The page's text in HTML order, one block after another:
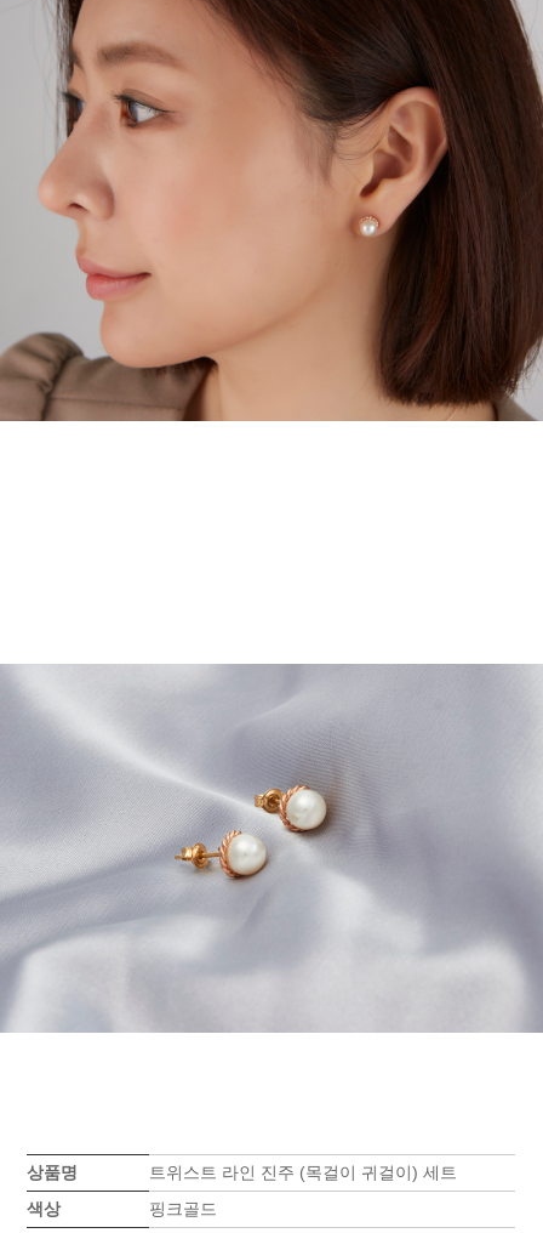
상품명
트위스트 라인 진주 (목걸이 귀걸이) 세트
색상
핑크골드